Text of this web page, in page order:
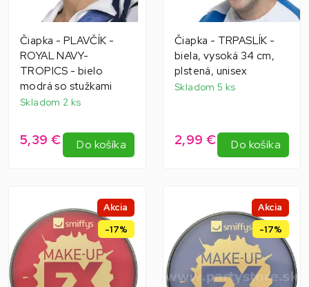
Čiapka - PLAVČÍK -
ROYAL NAVY-
TROPICS - bielo
modrá so stužkami
Skladom 2 ks
5,39 € Do košíka
Čiapka - TRPASLÍK -
biela, vysoká 34 cm,
plstená, unisex
Skladom 5 ks
2,99 € Do košíka
Akcia
-17%
Akcia
-17%